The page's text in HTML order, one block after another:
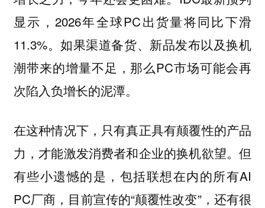
显示，2026年全球PC出货量将同比下滑
11.3%。如果渠道备货、新品发布以及换机
潮带来的增量不足，那么PC市场可能会再
次陷入负增长的泥潭。
在这种情况下，只有真正具有颠覆性的产品
力，才能激发消费者和企业的换机欲望。但
有些小遗憾的是，包括联想在内的所有AI
PC厂商，目前宣传的“颠覆性改变”，还有很